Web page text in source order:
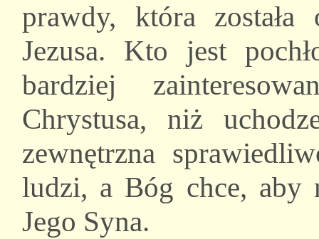
prawdy, która
Jezusa. Kto jest
bardziej
Chrystusa, niż
zewnętrzna
ludzi, a Bóg chce, aby
Jego Syna.